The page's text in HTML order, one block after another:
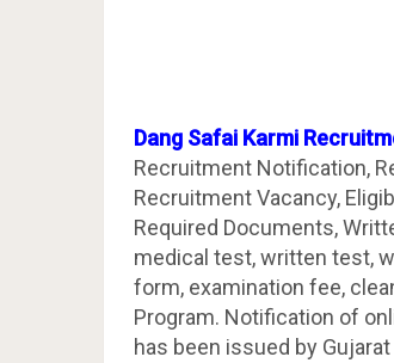
Dang Safai Karmi
Recruitment Notification,
Recruitment Vacancy,
Required Documents,
medical test, written test,
form, examination fee,
Program. Notification of
has been issued by